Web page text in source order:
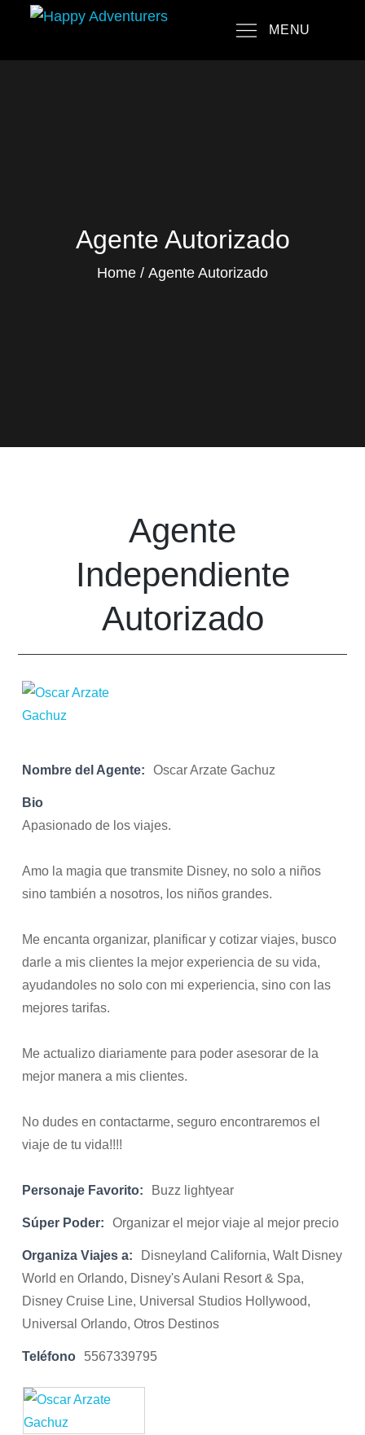
content
MENU
Agente Autorizado
Home Agente Autorizado
Agente
Independiente
Autorizado
Nombre del Agente: Oscar Arzate Gachuz
Bio
Apasionado de los viajes.
Amo la magia que transmite Disney, no solo a niños
sino también a nosotros, los niños grandes.
Me encanta organizar, planificar y cotizar viajes, busco
darle a mis clientes la mejor experiencia de su vida,
ayudandoles no solo con mi experiencia, sino con las
mejores tarifas.
Me actualizo diariamente para poder asesorar de la
mejor manera a mis clientes.
No dudes en contactarme, seguro encontraremos el
viaje de tu vida!!!!
Personaje Favorito: Buzz lightyear
Súper Poder: Organizar el mejor viaje al mejor precio
Organiza Viajes a:
Disneyland California, Walt Disney
World en Orlando, Disney's Aulani Resort & Spa,
Disney Cruise Line, Universal Studios Hollywood,
Universal Orlando, Otros Destinos
Teléfono 5567339795